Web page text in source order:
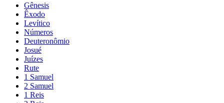
Gênesis
Êxodo
Levítico
Números
Deuteronômio
Josué
Juízes
Rute
1 Samuel
2 Samuel
1 Reis